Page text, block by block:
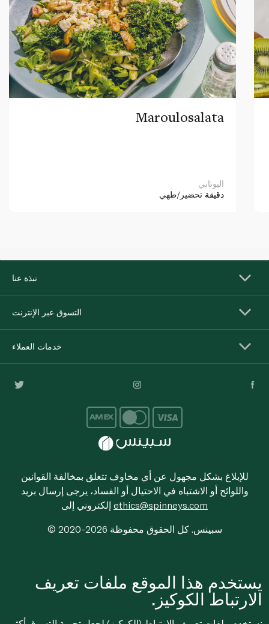
Maroulosalata
اليوناني
دقيقة تحضير/طهي
نبذة عنا
التسوق عبر الإنترنت
خدمات العملاء
للإبلاغ بشكل مجهول عن أي مخاوف تتعلق بمخالفة القوانين
واللوائح أو الاشتباه في الاحتيال أو الفساد، يرجى إرسال بريد
ethics@spinneys.com
© 2020-2026 سبينس. كل الحقوق محفوظة
يستخدم هذا الموقع ملفات تعريف
الارتباط الكوكيز.